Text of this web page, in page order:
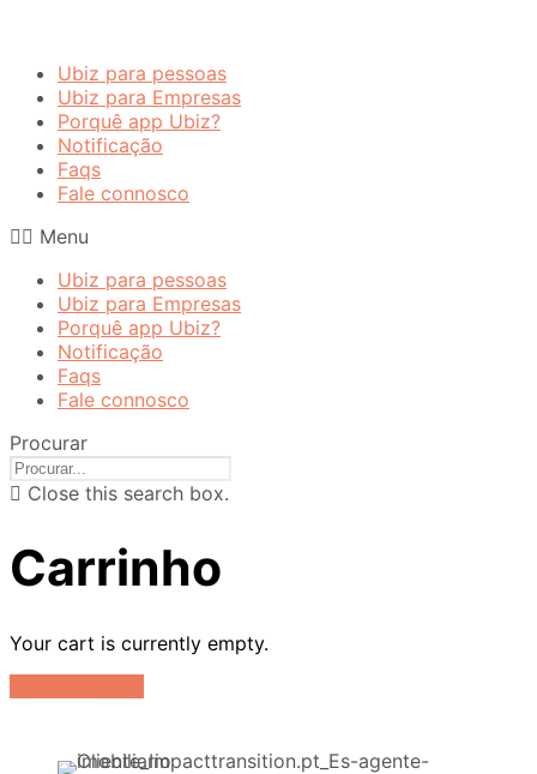
Ubiz para pessoas
Ubiz para Empresas
Porquê app Ubiz?
Notificação
Faqs
Fale connosco
Menu
Ubiz para pessoas
Ubiz para Empresas
Porquê app Ubiz?
Notificação
Faqs
Fale connosco
Procurar
Close this search box.
Carrinho
Your cart is currently empty.